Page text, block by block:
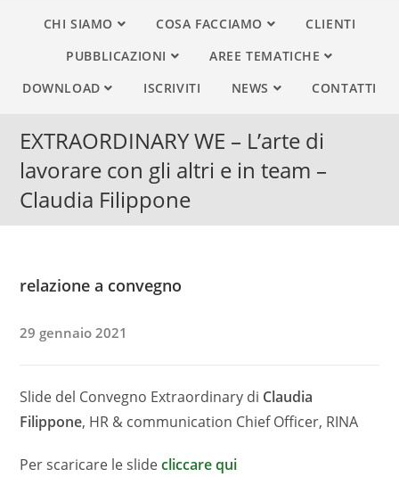
CHI SIAMO COSA FACCIAMO
CLIENTI
PUBBLICAZIONI
AREE TEMATICHE
DOWNLOAD
ISCRIVITI NEWS CONTATTI
EXTRAORDINARY WE – L’arte di
lavorare con gli altri e in team –
Claudia Filippone
relazione a convegno
29 gennaio 2021
Slide del Convegno Extraordinary di Claudia
Filippone, HR & communication Chief Officer, RINA
Per scaricare le slidecliccare qui